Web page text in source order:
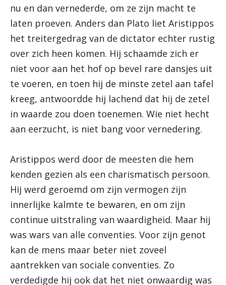
nu en dan vernederde, om ze zijn macht te
laten proeven. Anders dan Plato liet Aristippos
het treitergedrag van de dictator echter rustig
over zich heen komen. Hij schaamde zich er
niet voor aan het hof op bevel rare dansjes uit
te voeren, en toen hij de minste zetel aan tafel
kreeg, antwoordde hij lachend dat hij de zetel
in waarde zou doen toenemen. Wie niet hecht
aan eerzucht, is niet bang voor vernedering.
Aristippos werd door de meesten die hem
kenden gezien als een charismatisch persoon.
Hij werd geroemd om zijn vermogen zijn
innerlijke kalmte te bewaren, en om zijn
continue uitstraling van waardigheid. Maar hij
was wars van alle conventies. Voor zijn genot
kan de mens maar beter niet zoveel
aantrekken van sociale conventies. Zo
verdedigde hij ook dat het niet onwaardig was